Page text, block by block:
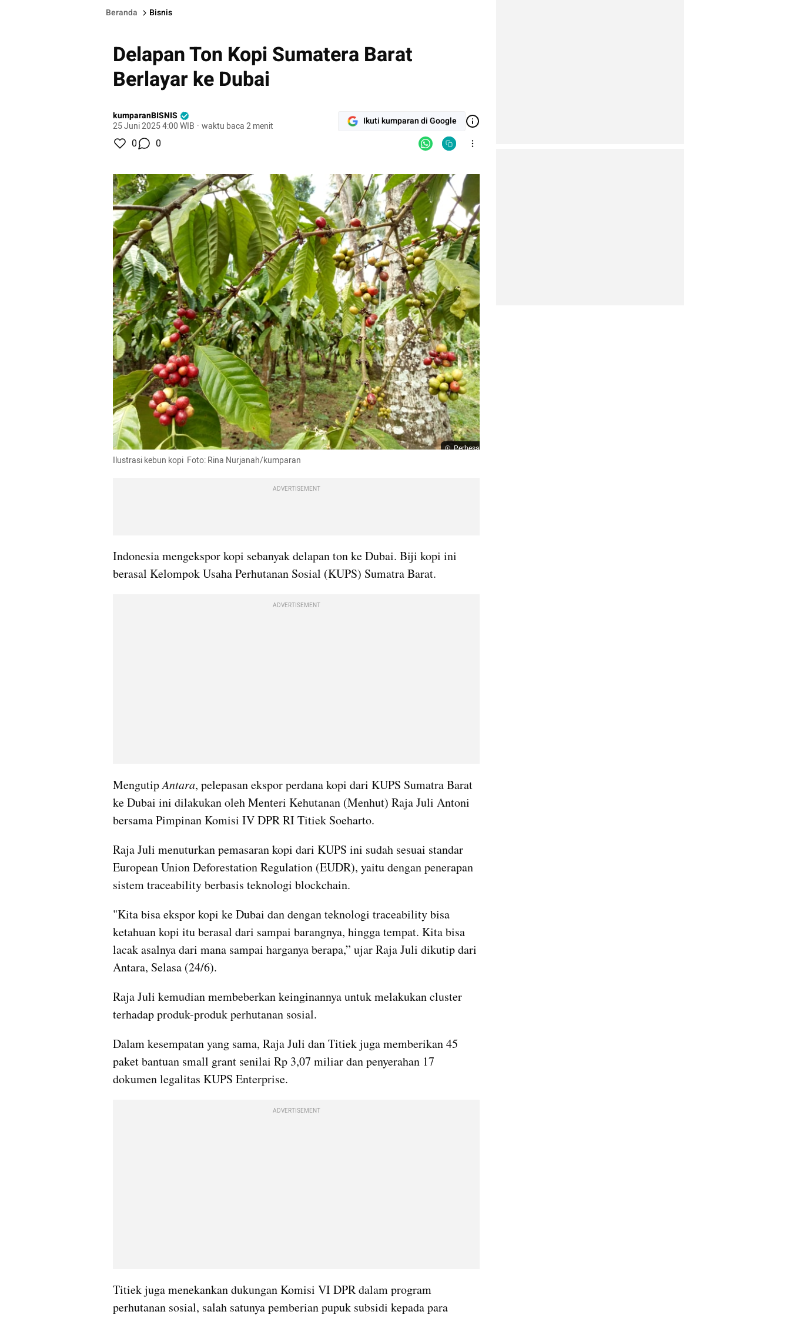
Beranda Bisnis
Delapan Ton Kopi Sumatera Barat
Berlayar ke Dubai
kumparanBISNIS
25 Juni 2025 4:00 WIB · waktu baca 2 menit Ikuti kumparan di Google
0 0
Perbesar
Ilustrasi kebun kopi  Foto: Rina Nurjanah/kumparan
ADVERTISEMENT
Indonesia mengekspor kopi sebanyak delapan ton ke Dubai. Biji kopi ini
berasal Kelompok Usaha Perhutanan Sosial (KUPS) Sumatra Barat.
ADVERTISEMENT
Mengutip Antara, pelepasan ekspor perdana kopi dari KUPS Sumatra Barat
ke Dubai ini dilakukan oleh Menteri Kehutanan (Menhut) Raja Juli Antoni
bersama Pimpinan Komisi IV DPR RI Titiek Soeharto.
Raja Juli menuturkan pemasaran kopi dari KUPS ini sudah sesuai standar
European Union Deforestation Regulation (EUDR), yaitu dengan penerapan
sistem traceability berbasis teknologi blockchain.
"Kita bisa ekspor kopi ke Dubai dan dengan teknologi traceability bisa
ketahuan kopi itu berasal dari sampai barangnya, hingga tempat. Kita bisa
lacak asalnya dari mana sampai harganya berapa,” ujar Raja Juli dikutip dari
Antara, Selasa (24/6).
Raja Juli kemudian membeberkan keinginannya untuk melakukan cluster
terhadap produk-produk perhutanan sosial.
Dalam kesempatan yang sama, Raja Juli dan Titiek juga memberikan 45
paket bantuan small grant senilai Rp 3,07 miliar dan penyerahan 17
dokumen legalitas KUPS Enterprise.
ADVERTISEMENT
Titiek juga menekankan dukungan Komisi VI DPR dalam program
perhutanan sosial, salah satunya pemberian pupuk subsidi kepada para